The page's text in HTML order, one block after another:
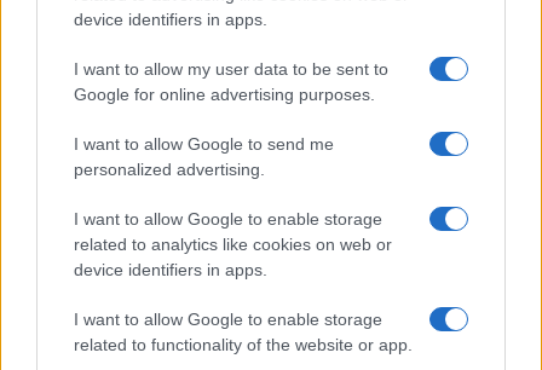
device identifiers in apps.
I want to allow my user data to be sent to
Google for online advertising purposes.
I want to allow Google to send me
personalized advertising.
I want to allow Google to enable storage
related to analytics like cookies on web or
device identifiers in apps.
I want to allow Google to enable storage
related to functionality of the website or app.
sapore
Camilla Fiore · 8 Ago 2026